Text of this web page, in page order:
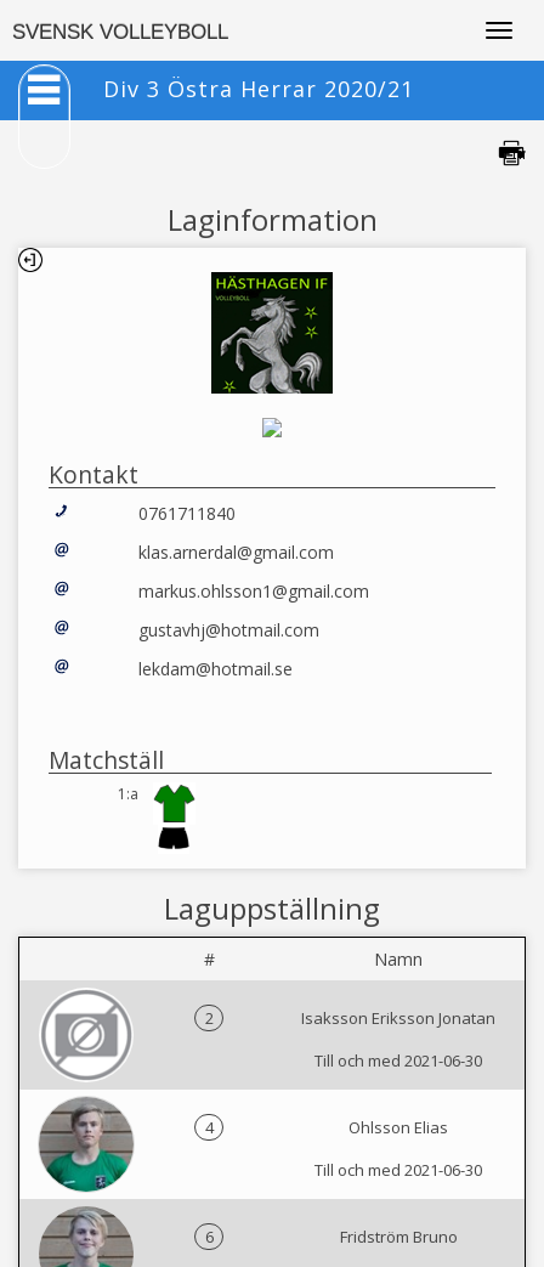
SVENSK VOLLEYBOLL
Div 3 Östra Herrar 2020/21
Laginformation
Kontakt
0761711840
klas.arnerdal@gmail.com
markus.ohlsson1@gmail.com
gustavhj@hotmail.com
lekdam@hotmail.se
Matchställ
1:a
Laguppställning
# Namn
2
Isaksson Eriksson Jonatan
Till och med 2021-06-30
4
Ohlsson Elias
Till och med 2021-06-30
6
Fridström Bruno